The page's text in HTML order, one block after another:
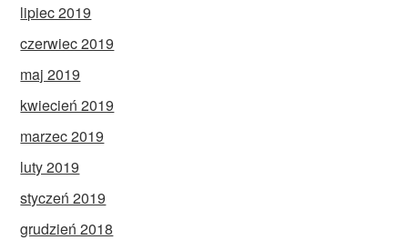
lipiec 2019
czerwiec 2019
maj 2019
kwiecień 2019
marzec 2019
luty 2019
styczeń 2019
grudzień 2018